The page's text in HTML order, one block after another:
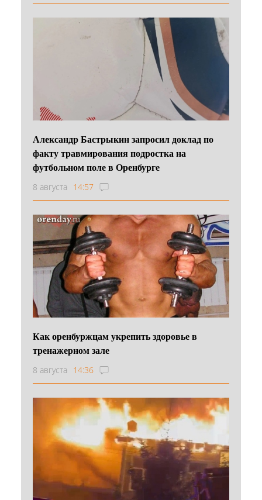
Александр Бастрыкин запросил доклад по
факту травмирования подростка на
футбольном поле в Оренбурге
8 августа 14:57
Как оренбуржцам укрепить здоровье в
тренажерном зале
8 августа 14:36